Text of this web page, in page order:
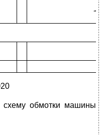
схему обмотки машины